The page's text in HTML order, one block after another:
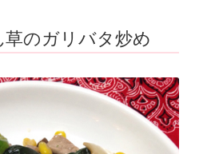
のガリバタ炒め